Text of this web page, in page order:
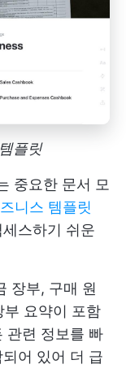
플릿
중요한 문서 모
니스 템플릿
스하기 쉬운
장부, 구매 원
부 요약이 포함
관련 정보를 빠
어 있어 더 급